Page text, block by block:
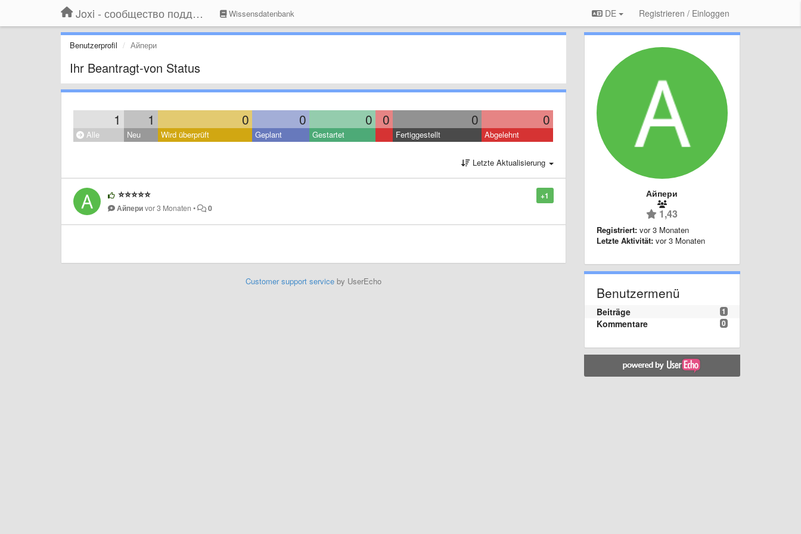
Joxi - сообщество поддержки Wissensdatenbank DE Registrieren / Einloggen
Benutzerprofil Айпери
Ihr Beantragt-von Status
1 1 0 0 0 0 0 0
Alle Neu Wird überprüft Geplant Gestartet Fertiggestellt Abgelehnt
Letzte Aktualisierung
+1
⭐️⭐️⭐️⭐️⭐️
Айпериvor 3 Monaten • 0
Customer support serviceby UserEcho
Айпери
1,43
Registriert: vor 3 Monaten
Letzte Aktivität: vor 3 Monaten
Benutzermenü
1
Beiträge
0
Kommentare